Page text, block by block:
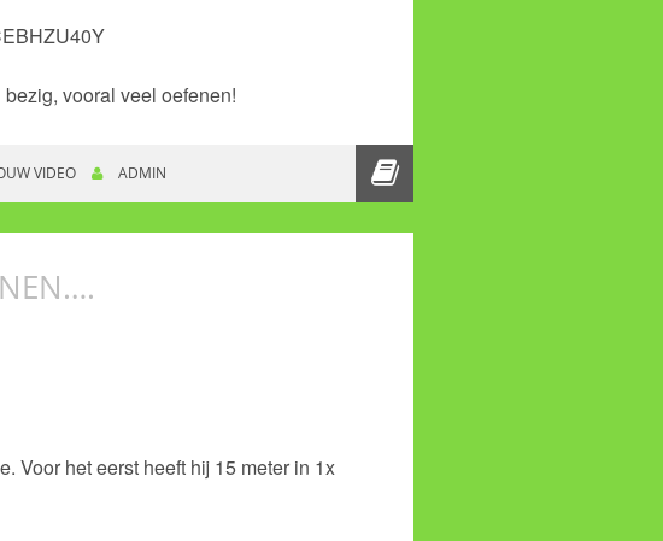
vooral veel oefenen!
VOOR DE 4E POGING OP EEN SLACKLINE
VIDEO ADMIN
Voor het eerst heeft hij 15 meter in 1x